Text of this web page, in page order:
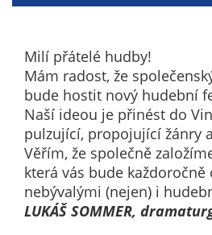
Milí přátelé hudby!
Mám radost, že
bude hostit nový hudební
Naší ideou je přinést do
pulzující, propojující žánry
Věřím, že společně
která vás bude každoročně
nebývalými (nejen) i
LUKÁŠ SOMMER,